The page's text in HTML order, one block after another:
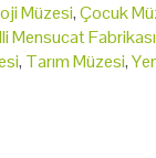
Müzesi,Çocuk
Mensucat Fabrikası
, Tarım Müzesi,